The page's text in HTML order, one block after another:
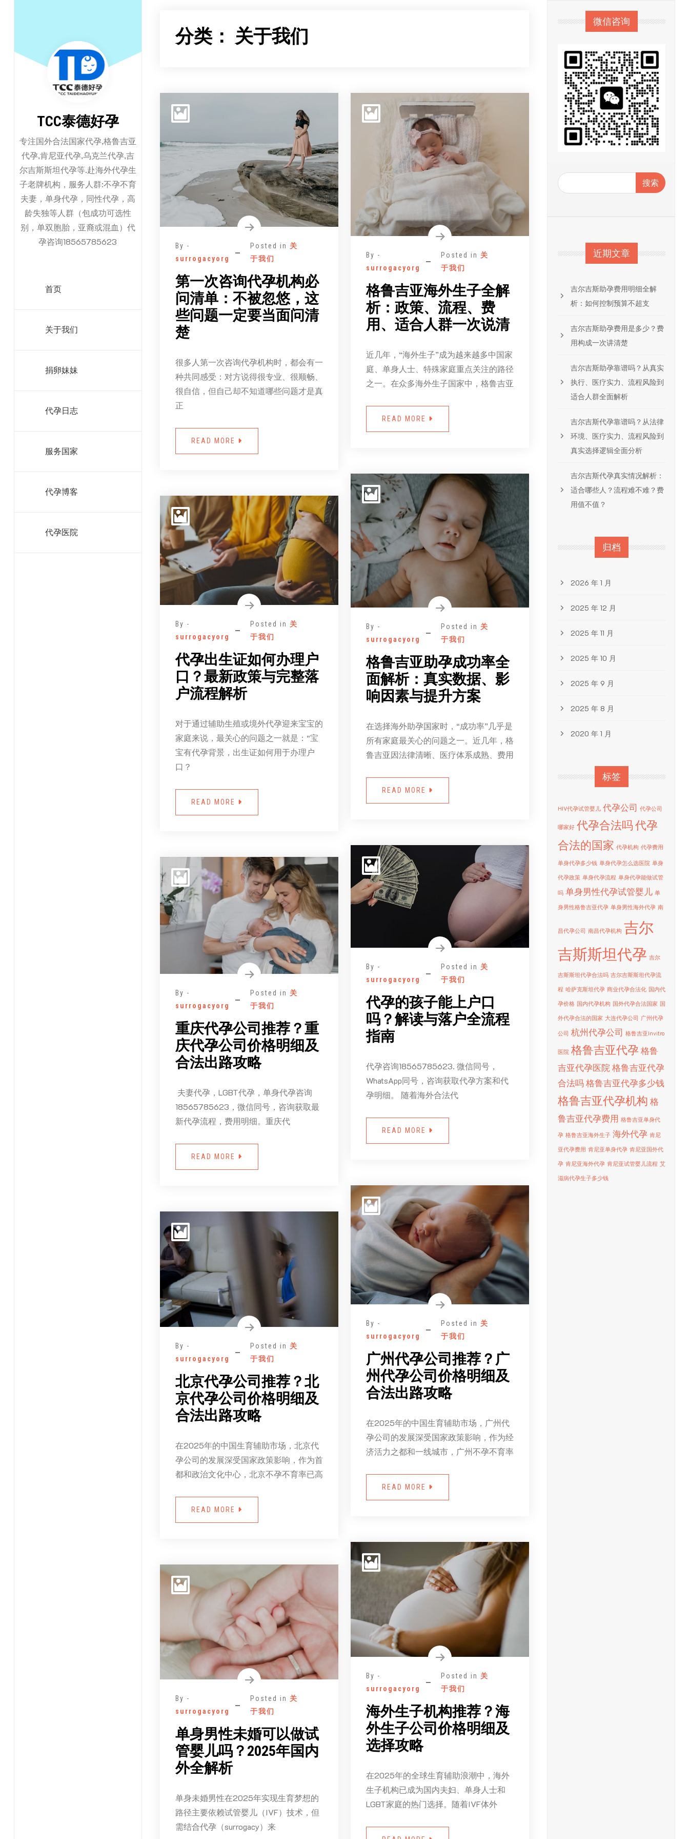
TCC泰德好孕
专注国外合法国家代孕,格鲁吉亚
代孕,肯尼亚代孕,乌克兰代孕,吉
尔吉斯斯坦代孕等.赴海外代孕生
子老牌机构，服务人群:不孕不育
夫妻，单身代孕，同性代孕，高
龄失独等人群（包成功可选性
别，单双胞胎，亚裔或混血）代
孕咨询18565785623
首页
关于我们
捐卵妹妹
代孕日志
服务国家
代孕博客
代孕医院
分类： 关于我们
By -
surrogacyorg
Posted in 关
于我们
第一次咨询代孕机构必
问清单：不被忽悠，这
些问题一定要当面问清
楚
很多人第一次咨询代孕机构时，都会有一
种共同感受：对方说得很专业、很顺畅、
很自信，但自己却不知道哪些问题才是真
正
READ MORE
By -
surrogacyorg
Posted in 关
于我们
格鲁吉亚海外生子全解
析：政策、流程、费
用、适合人群一次说清
近几年，“海外生子”成为越来越多中国家
庭、单身人士、特殊家庭重点关注的路径
之一。在众多海外生子国家中，格鲁吉亚
READ MORE
By -
surrogacyorg
Posted in 关
于我们
格鲁吉亚助孕成功率全
面解析：真实数据、影
响因素与提升方案
在选择海外助孕国家时，“成功率”几乎是
所有家庭最关心的问题之一。近几年，格
鲁吉亚因法律清晰、医疗体系成熟、费用
READ MORE
By -
surrogacyorg
Posted in 关
于我们
代孕出生证如何办理户
口？最新政策与完整落
户流程解析
对于通过辅助生殖或境外代孕迎来宝宝的
家庭来说，最关心的问题之一就是：“宝
宝有代孕背景，出生证如何用于办理户
口？
READ MORE
By -
surrogacyorg
Posted in 关
于我们
代孕的孩子能上户口
吗？解读与落户全流程
指南
代孕咨询18565785623. 微信同号，
WhatsApp同号，咨询获取代孕方案和代
孕明细。 随着海外合法代
READ MORE
By -
surrogacyorg
Posted in 关
于我们
重庆代孕公司推荐？重
庆代孕公司价格明细及
合法出路攻略
夫妻代孕，LGBT代孕，单身代孕咨询
18565785623，微信同号，咨询获取最
新代孕流程，费用明细。重庆代
READ MORE
By -
surrogacyorg
Posted in 关
于我们
广州代孕公司推荐？广
州代孕公司价格明细及
合法出路攻略
在2025年的中国生育辅助市场，广州代
孕公司的发展深受国家政策影响，作为经
济活力之都和一线城市，广州不孕不育率
READ MORE
By -
surrogacyorg
Posted in 关
于我们
北京代孕公司推荐？北
京代孕公司价格明细及
合法出路攻略
在2025年的中国生育辅助市场，北京代
孕公司的发展深受国家政策影响，作为首
都和政治文化中心，北京不孕不育率已高
READ MORE
By -
surrogacyorg
Posted in 关
于我们
海外生子机构推荐？海
外生子公司价格明细及
选择攻略
在2025年的全球生育辅助浪潮中，海外
生子机构已成为国内夫妇、单身人士和
LGBT家庭的热门选择。随着IVF体外
By -
surrogacyorg
Posted in 关
于我们
单身男性未婚可以做试
管婴儿吗？2025年国内
外全解析
单身未婚男性在2025年实现生育梦想的
路径主要依赖试管婴儿（IVF）技术，但
需结合代孕（surrogacy）来
微信咨询
搜索
近期文章
吉尔吉斯助孕费用明细全解
析：如何控制预算不超支
吉尔吉斯助孕费用是多少？费
用构成一次讲清楚
吉尔吉斯助孕靠谱吗？从真实
执行、医疗实力、流程风险到
适合人群全面解析
吉尔吉斯代孕靠谱吗？从法律
环境、医疗实力、流程风险到
真实选择逻辑全面分析
吉尔吉斯代孕真实情况解析：
适合哪些人？流程难不难？费
用值不值？
归档
2026 年 1 月
2025 年 12 月
2025 年 11 月
2025 年 10 月
2025 年 9 月
2025 年 8 月
2020 年 1 月
标签
HIV代孕试管婴儿 代孕公司 代孕公司
哪家好 代孕合法吗代孕
合法的国家 代孕机构 代孕费用
单身代孕多少钱 单身代孕怎么选医院 单身
代孕政策 单身代孕流程 单身代孕能做试管
吗 单身男性代孕试管婴儿 单
身男性格鲁吉亚代孕 单身男性海外代孕 南
昌代孕公司 南昌代孕机构 吉尔
吉斯斯坦代孕 吉尔
吉斯斯坦代孕合法吗 吉尔吉斯斯坦代孕流
程 哈萨克斯坦代孕 商业代孕合法化 国内代
孕价格 国内代孕机构 国外代孕合法国家 国
外代孕合法的国家 大连代孕公司 广州代孕
公司 杭州代孕公司 格鲁吉亚Invitro
医院 格鲁吉亚代孕 格鲁
吉亚代孕医院 格鲁吉亚代孕
合法吗格鲁吉亚代孕多少钱
格鲁吉亚代孕机构 格
鲁吉亚代孕费用 格鲁吉亚单身代
孕 格鲁吉亚海外生子 海外代孕 肯尼
亚代孕费用 肯尼亚单身代孕 肯尼亚国外代
孕 肯尼亚海外代孕 肯尼亚试管婴儿流程 艾
滋病代孕生子多少钱